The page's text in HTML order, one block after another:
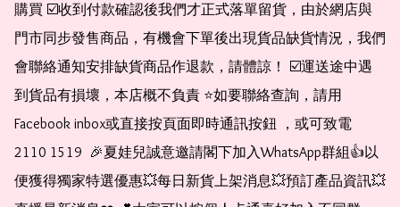
購買 ☑️收到付款確認後我們才正式落單留貨，由於網店與
門市同步發售商品，有機會下單後出現貨品缺貨情況，我們
會聯絡通知安排缺貨商品作退款，請體諒！ ☑️運送途中遇
到貨品有損壞，本店概不負責 ⭐️如要聯絡查詢，請用
Facebook inbox或直接按頁面即時通訊按鈕 ，或可致電
2110 1519  🎉夏娃兒誠意邀請閣下加入WhatsApp群組👍以
便獲得獨家特選優惠💥每日新貨上架消息💥預訂產品資訊💥